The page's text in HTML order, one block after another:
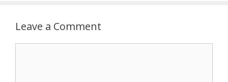
Leave a Comment